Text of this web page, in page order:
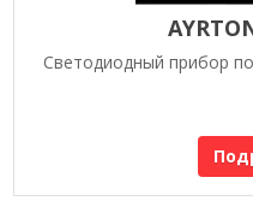
Светодиодный прибор